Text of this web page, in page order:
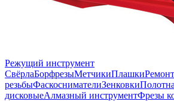
Режущий инструмент
СвёрлаБорфрезыМетчикиПлашкиРемонт
резьбыФаскоснимателиЗенковки
дисковыеАлмазный инструментФрезы